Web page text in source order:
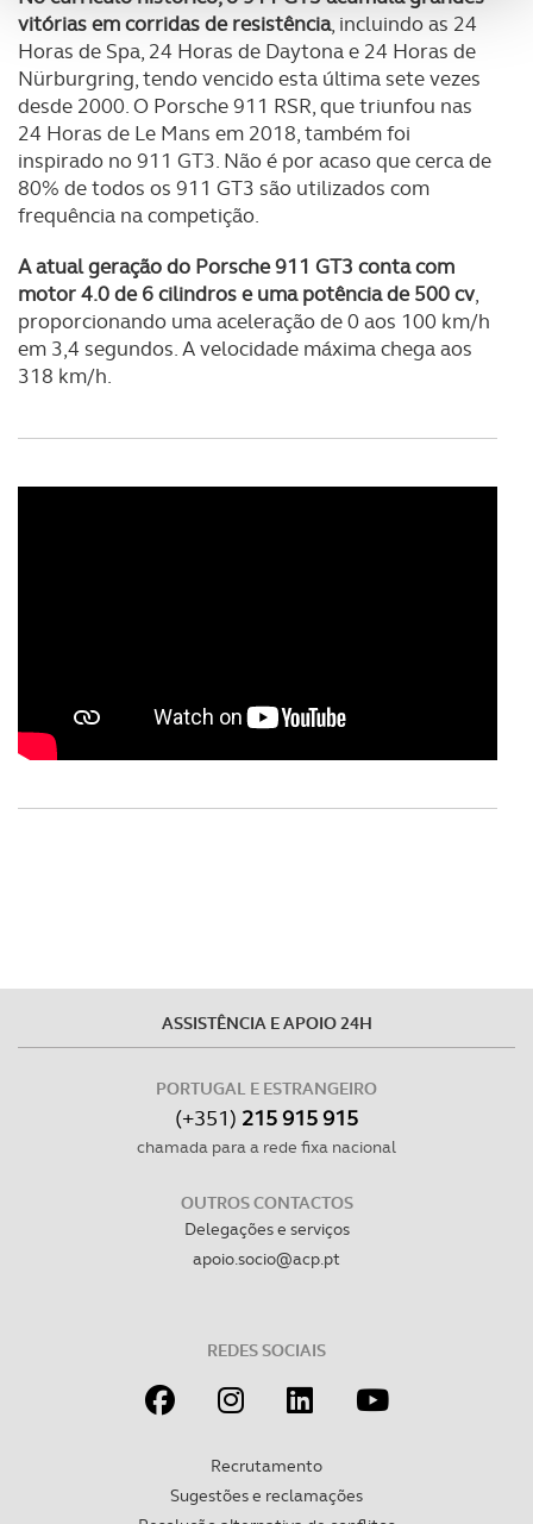
analisar dados de navegação no nosso website.
Adicionalmente partilhamos informação, relativa à sua
utilização do nosso site de publicidade e de análise, com
parceiros e organizações na UE e em países terceiros.
O ACP garantirá que as transferências internacionais de
dados pessoais serão realizadas apenas com o seu
necessário no contexto dos serviços a prestar.
Realçamos que o bloqueio de certo tipo de Cookies e
tecnologias similares pode ter impacto na sua
vitórias em corridas de resistência, incluindo as 24
Horas de Spa, 24 Horas de Daytona e 24 Horas de
Nürburgring, tendo vencido esta última sete vezes
desde 2000. O Porsche 911 RSR, que triunfou nas
24 Horas de Le Mans em 2018, também foi
inspirado no 911 GT3. Não é por acaso que cerca de
80% de todos os 911 GT3 são utilizados com
frequência na competição.
A atual geração do Porsche 911 GT3 conta com
motor 4.0 de 6 cilindros e uma potência de 500 cv,
proporcionando uma aceleração de 0 aos 100 km/h
em 3,4 segundos. A velocidade máxima chega aos
318 km/h.
ASSISTÊNCIA E APOIO 24H
PORTUGAL E ESTRANGEIRO
(+351) 215 915 915
chamada para a rede fixa nacional
OUTROS CONTACTOS
Delegações e serviços
apoio.socio@acp.pt
REDES SOCIAIS
Recrutamento
Sugestões e reclamações